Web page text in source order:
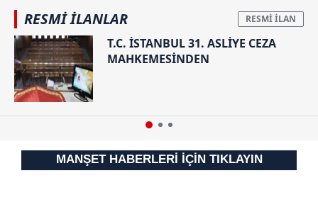
RESMİ İLANLAR
T.C. İSTANBUL 31. ASLİYE CEZA
MAHKEMESİNDEN
MANŞET HABERLERİ İÇİN TIKLAYIN